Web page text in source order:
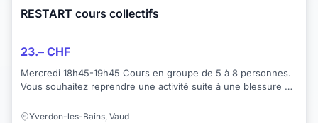
RESTART cours collectifs
23.– CHF
Mercredi 18h45-19h45 Cours en groupe de 5 à 8 personnes.
Vous souhaitez reprendre une activité suite à une blessure ou
Yverdon-les-Bains, Vaud